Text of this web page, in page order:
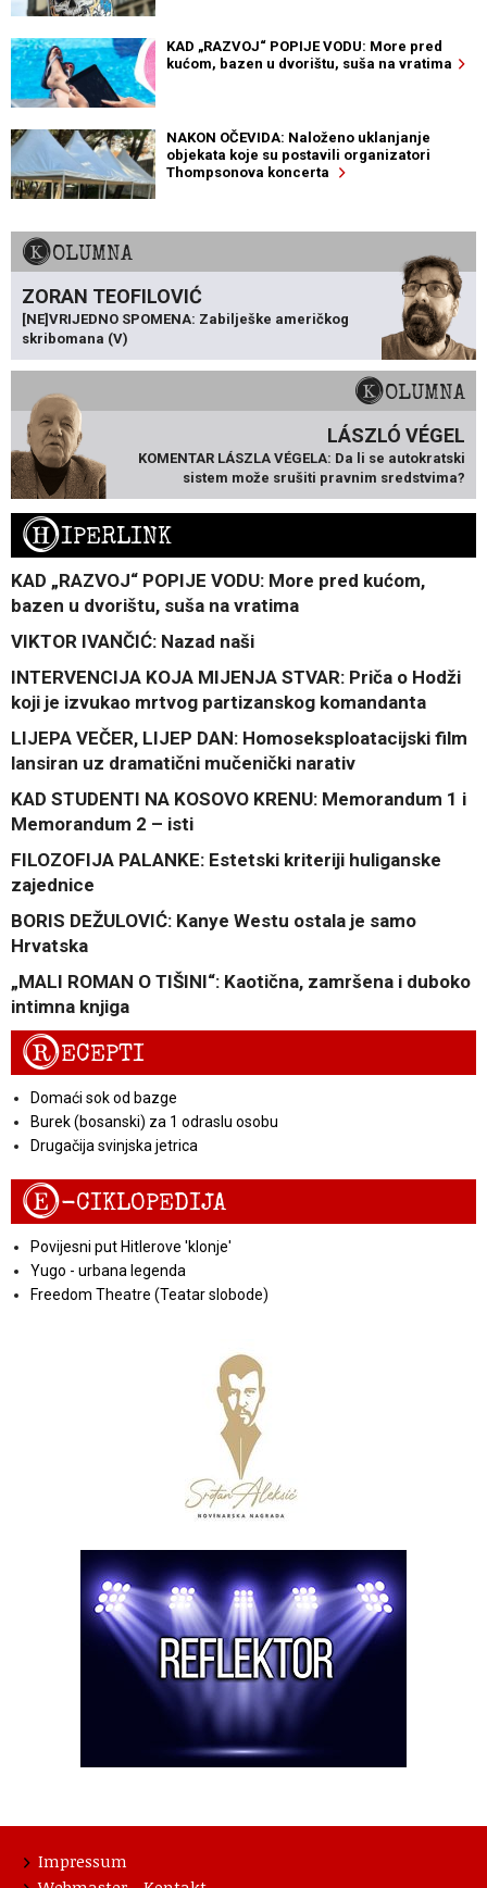
KAD „RAZVOJ“ POPIJE VODU: More pred
kućom, bazen u dvorištu, suša na vratima
NAKON OČEVIDA: Naloženo uklanjanje
objekata koje su postavili organizatori
Thompsonova koncerta
KOLUMNA
ZORAN TEOFILOVIĆ
[NE]VRIJEDNO SPOMENA: Zabilješke američkog
skribomana (V)
KOLUMNA
LÁSZLÓ VÉGEL
KOMENTAR LÁSZLA VÉGELA: Da li se autokratski
sistem može srušiti pravnim sredstvima?
HIPERLINK
KAD „RAZVOJ“ POPIJE VODU: More pred kućom,
bazen u dvorištu, suša na vratima
VIKTOR IVANČIĆ: Nazad naši
INTERVENCIJA KOJA MIJENJA STVAR: Priča o Hodži
koji je izvukao mrtvog partizanskog komandanta
LIJEPA VEČER, LIJEP DAN: Homoseksploatacijski film
lansiran uz dramatični mučenički narativ
KAD STUDENTI NA KOSOVO KRENU: Memorandum 1 i
Memorandum 2 – isti
FILOZOFIJA PALANKE: Estetski kriteriji huliganske
zajednice
BORIS DEŽULOVIĆ: Kanye Westu ostala je samo
Hrvatska
„MALI ROMAN O TIŠINI“: Kaotična, zamršena i duboko
intimna knjiga
RECEPTI
Domaći sok od bazge
Burek (bosanski) za 1 odraslu osobu
Drugačija svinjska jetrica
E-CIKLOPEDIJA
Povijesni put Hitlerove 'klonje'
Yugo - urbana legenda
Freedom Theatre (Teatar slobode)
Impressum